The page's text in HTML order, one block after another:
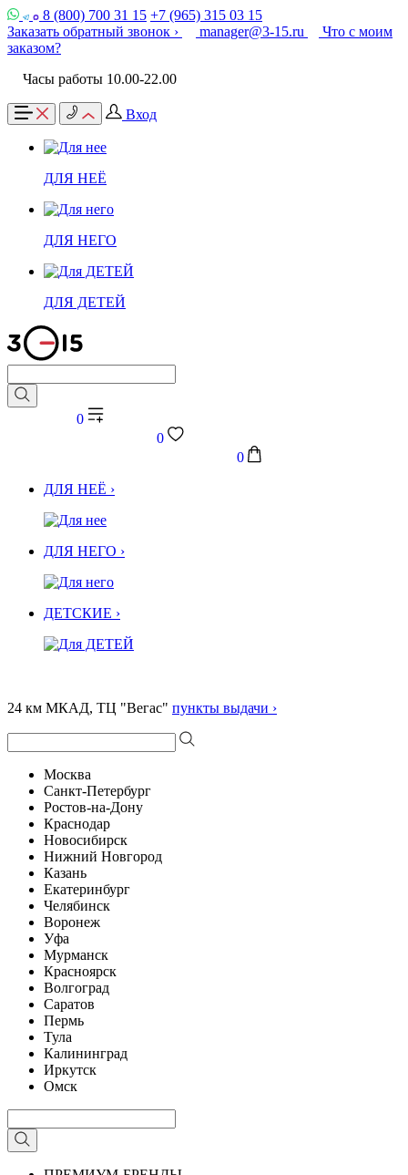
8 (800) 700 31 15 +7 (965) 315 03 15
Заказать обратный звонок ›
manager@3-15.ru
Что с моим
заказом?
Часы работы 10.00-22.00
Вход
ДЛЯ НЕЁ
ДЛЯ НЕГО
ДЛЯ ДЕТЕЙ
0
0
0
ДЛЯ НЕЁ ›
ДЛЯ НЕГО ›
ДЕТСКИЕ ›
24 км МКАД, ТЦ "Вегас" пункты выдачи ›
Москва
Санкт-Петербург
Ростов-на-Дону
Краснодар
Новосибирск
Нижний Новгород
Казань
Екатеринбург
Челябинск
Воронеж
Уфа
Мурманск
Красноярск
Волгоград
Саратов
Пермь
Тула
Калининград
Иркутск
Омск